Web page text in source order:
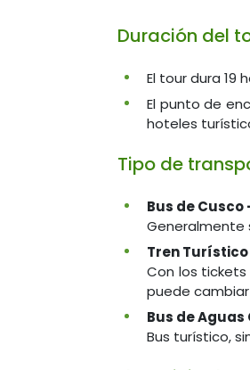
Duración del
El tour dura
El punto de
hoteles
Tipo de
Bus de
Generalmente
Tren
Con los
puede
Bus de
Bus turístico,